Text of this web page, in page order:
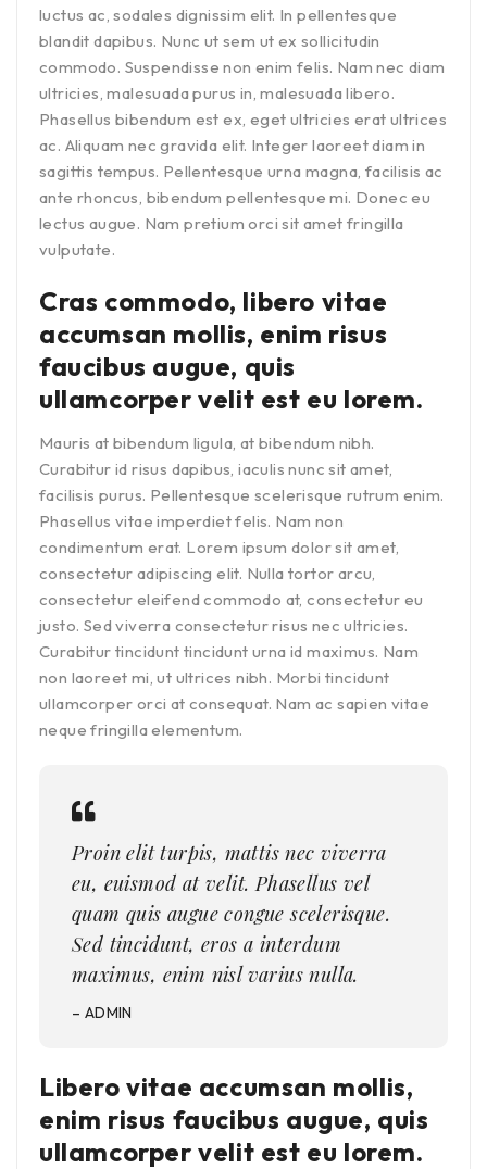
luctus ac, sodales dignissim elit. In pellentesque
blandit dapibus. Nunc ut sem ut ex sollicitudin
commodo. Suspendisse non enim felis. Nam nec diam
ultricies, malesuada purus in, malesuada libero.
Phasellus bibendum est ex, eget ultricies erat ultrices
ac. Aliquam nec gravida elit. Integer laoreet diam in
sagittis tempus. Pellentesque urna magna, facilisis ac
ante rhoncus, bibendum pellentesque mi. Donec eu
lectus augue. Nam pretium orci sit amet fringilla
vulputate.
Cras commodo, libero vitae
accumsan mollis, enim risus
faucibus augue, quis
ullamcorper velit est eu lorem.
Mauris at bibendum ligula, at bibendum nibh.
Curabitur id risus dapibus, iaculis nunc sit amet,
facilisis purus. Pellentesque scelerisque rutrum enim.
Phasellus vitae imperdiet felis. Nam non
condimentum erat. Lorem ipsum dolor sit amet,
consectetur adipiscing elit. Nulla tortor arcu,
consectetur eleifend commodo at, consectetur eu
justo. Sed viverra consectetur risus nec ultricies.
Curabitur tincidunt tincidunt urna id maximus. Nam
non laoreet mi, ut ultrices nibh. Morbi tincidunt
ullamcorper orci at consequat. Nam ac sapien vitae
neque fringilla elementum.
Proin elit turpis, mattis nec viverra
eu, euismod at velit. Phasellus vel
quam quis augue congue scelerisque.
Sed tincidunt, eros a interdum
maximus, enim nisl varius nulla.
– ADMIN
Libero vitae accumsan mollis,
enim risus faucibus augue, quis
ullamcorper velit est eu lorem.